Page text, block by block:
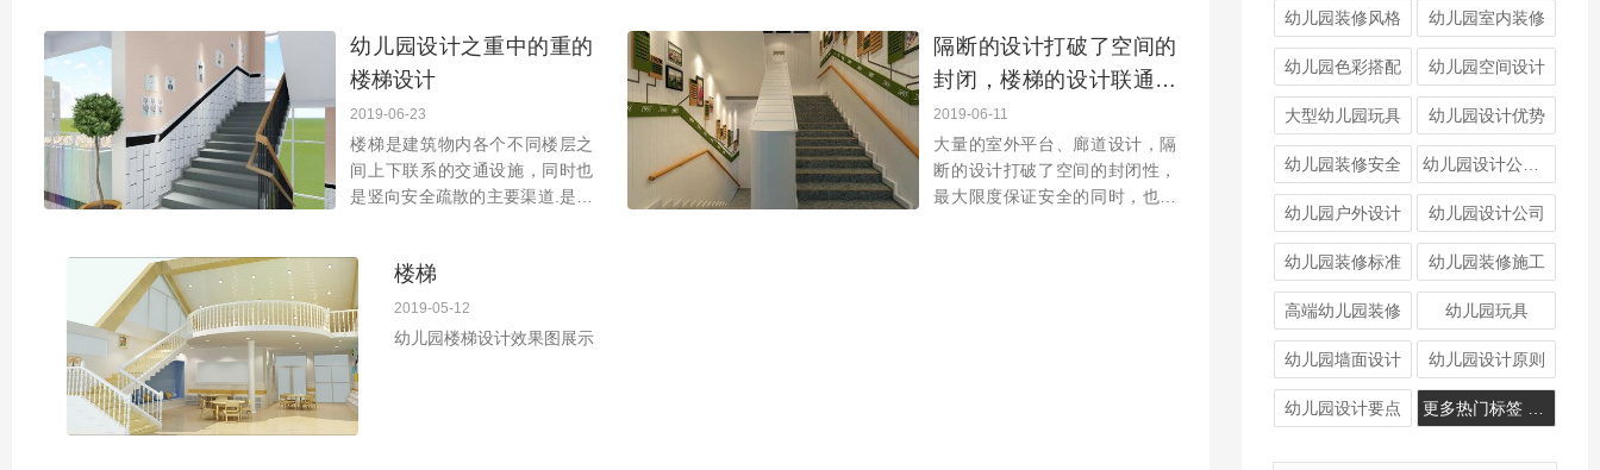
度上注重改善儿童与环
在一些幼儿园中楼梯不仅
幼儿园设计之重中的重的
楼梯设计
2019-06-23
楼梯是建筑物内各个不同楼层之
间上下联系的交通设施，同时也
是竖向安全疏散的主要渠道.是建
寸与成人的有所区别
隔断的设计打破了空间的
封闭，楼梯的设计联通了
孩子的教育
2019-06-11
大量的室外平台、廊道设计，隔
断的设计打破了空间的封闭性，
最大限度保证安全的同时，也让
楼梯
2019-05-12
幼儿园楼梯设计效果图展示
幼儿园装修风格 幼儿园室内装修
幼儿园色彩搭配 幼儿园空间设计
大型幼儿园玩具 幼儿园设计优势
幼儿园装修安全 幼儿园设计公司哪家好
幼儿园户外设计 幼儿园设计公司
幼儿园装修标准 幼儿园装修施工
高端幼儿园装修 幼儿园玩具
幼儿园墙面设计 幼儿园设计原则
幼儿园设计要点 更多热门标签 >>>